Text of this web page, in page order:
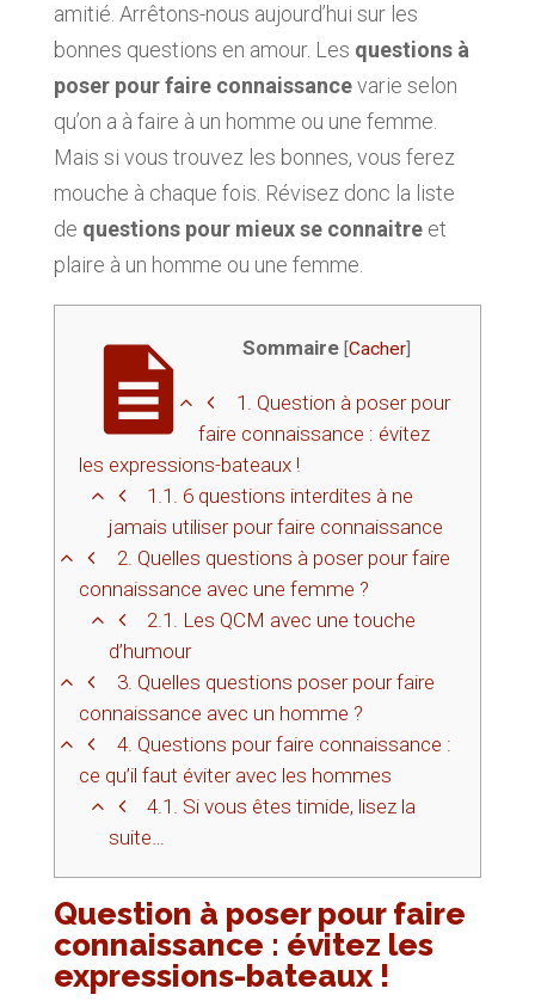
amitié. Arrêtons-nous aujourd’hui sur les
bonnes questions en amour. Les questions à
poser pour faire connaissancevarie selon
qu’on a à faire à un homme ou une femme.
Mais si vous trouvez les bonnes, vous ferez
mouche à chaque fois. Révisez donc la liste
de questions pour mieux se connaitreet
plaire à un homme ou une femme.
Sommaire [Cacher]
1. Question à poser pour
faire connaissance : évitez
les expressions-bateaux !
1.1. 6 questions interdites à ne
jamais utiliser pour faire connaissance
2. Quelles questions à poser pour faire
connaissance avec une femme ?
2.1. Les QCM avec une touche
d’humour
3. Quelles questions poser pour faire
connaissance avec un homme ?
4. Questions pour faire connaissance :
ce qu’il faut éviter avec les hommes
4.1. Si vous êtes timide, lisez la
suite…
Question à poser pour faire
connaissance : évitez les
expressions-bateaux !